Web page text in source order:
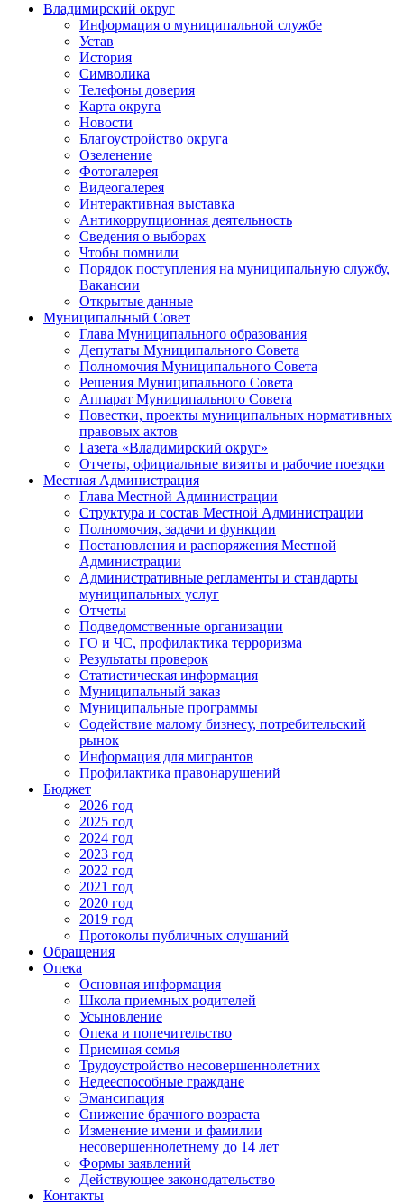
Владимирский округ
Информация о муниципальной службе
Устав
История
Символика
Телефоны доверия
Карта округа
Новости
Благоустройство округа
Озеленение
Фотогалерея
Видеогалерея
Интерактивная выставка
Антикоррупционная деятельность
Сведения о выборах
Чтобы помнили
Порядок поступления на муниципальную службу,
Вакансии
Открытые данные
Муниципальный Совет
Глава Муниципального образования
Депутаты Муниципального Совета
Полномочия Муниципального Совета
Решения Муниципального Совета
Аппарат Муниципального Совета
Повестки, проекты муниципальных нормативных
правовых актов
Газета «Владимирский округ»
Отчеты, официальные визиты и рабочие поездки
Местная Администрация
Глава Местной Администрации
Структура и состав Местной Администрации
Полномочия, задачи и функции
Постановления и распоряжения Местной
Администрации
Административные регламенты и стандарты
муниципальных услуг
Отчеты
Подведомственные организации
ГО и ЧС, профилактика терроризма
Результаты проверок
Статистическая информация
Муниципальный заказ
Муниципальные программы
Содействие малому бизнесу, потребительский
рынок
Информация для мигрантов
Профилактика правонарушений
Бюджет
2026 год
2025 год
2024 год
2023 год
2022 год
2021 год
2020 год
2019 год
Протоколы публичных слушаний
Обращения
Опека
Основная информация
Школа приемных родителей
Усыновление
Опека и попечительство
Приемная семья
Трудоустройство несовершеннолетних
Недееспособные граждане
Эмансипация
Снижение брачного возраста
Изменение имени и фамилии
несовершеннолетнему до 14 лет
Формы заявлений
Действующее законодательство
Контакты